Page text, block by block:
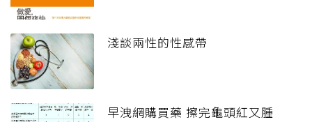
淺談兩性的性感帶
早洩網購買藥 擦完龜頭紅又腫